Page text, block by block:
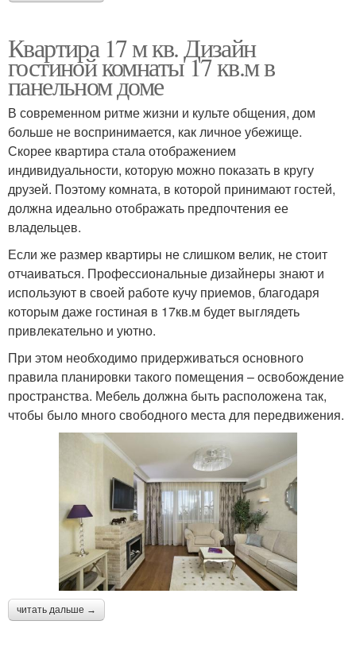
Квартира 17 м кв. Дизайн
гостиной комнаты 17 кв.м в
панельном доме
В современном ритме жизни и культе общения, дом
больше не воспринимается, как личное убежище.
Скорее квартира стала отображением
индивидуальности, которую можно показать в кругу
друзей. Поэтому комната, в которой принимают гостей,
должна идеально отображать предпочтения ее
владельцев.
Если же размер квартиры не слишком велик, не стоит
отчаиваться. Профессиональные дизайнеры знают и
используют в своей работе кучу приемов, благодаря
которым даже гостиная в 17кв.м будет выглядеть
привлекательно и уютно.
При этом необходимо придерживаться основного
правила планировки такого помещения – освобождение
пространства. Мебель должна быть расположена так,
чтобы было много свободного места для передвижения.
читать дальше →